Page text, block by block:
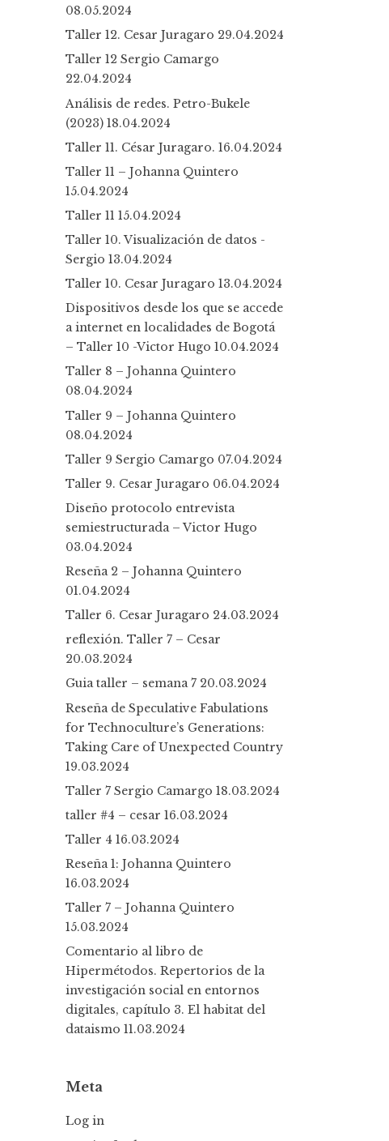
08.05.2024
Taller 12. Cesar Juragaro 29.04.2024
Taller 12 Sergio Camargo
22.04.2024
Análisis de redes. Petro-Bukele
(2023) 18.04.2024
Taller 11. César Juragaro. 16.04.2024
Taller 11 – Johanna Quintero
15.04.2024
Taller 11 15.04.2024
Taller 10. Visualización de datos -
Sergio 13.04.2024
Taller 10. Cesar Juragaro 13.04.2024
Dispositivos desde los que se accede
a internet en localidades de Bogotá
– Taller 10 -Victor Hugo 10.04.2024
Taller 8 – Johanna Quintero
08.04.2024
Taller 9 – Johanna Quintero
08.04.2024
Taller 9 Sergio Camargo 07.04.2024
Taller 9. Cesar Juragaro 06.04.2024
Diseño protocolo entrevista
semiestructurada – Victor Hugo
03.04.2024
Reseña 2 – Johanna Quintero
01.04.2024
Taller 6. Cesar Juragaro 24.03.2024
reflexión. Taller 7 – Cesar
20.03.2024
Guia taller – semana 7 20.03.2024
Reseña de Speculative Fabulations
for Technoculture’s Generations:
Taking Care of Unexpected Country
19.03.2024
Taller 7 Sergio Camargo 18.03.2024
taller #4 – cesar 16.03.2024
Taller 4 16.03.2024
Reseña 1: Johanna Quintero
16.03.2024
Taller 7 – Johanna Quintero
15.03.2024
Comentario al libro de
Hipermétodos. Repertorios de la
investigación social en entornos
digitales, capítulo 3. El habitat del
dataismo 11.03.2024
Meta
Log in